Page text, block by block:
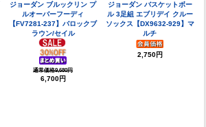
ジョーダン ブルックリン プ
ルオーバーフーディ
【FV7281-237】バロックブ
ラウン/セイル
通常価格9,680円
6,700円
ジョーダン バスケットボー
ル 3足組 エブリデイ クルー
ソックス【DX9632-929】マ
ルチ
2,750円